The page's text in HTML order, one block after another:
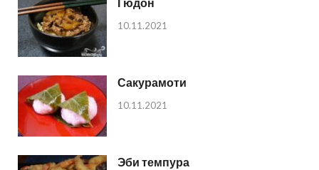
10.11.2021
Сакурамоти
10.11.2021
Эби темпура